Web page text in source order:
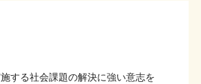
する社会課題の解決に強い意志を